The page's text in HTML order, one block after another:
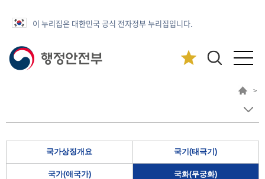
이 누리집은 대한민국 공식 전자정부 누리집입니다.
>
국가상징개요 국기(태극기)
국가(애국가) 국화(무궁화)